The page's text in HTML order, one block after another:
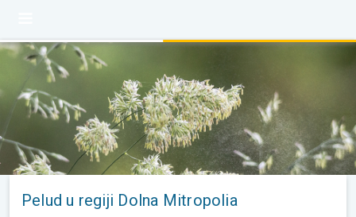
Pelud u regiji Dolna Mitropolia